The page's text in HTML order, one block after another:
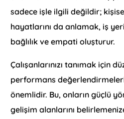
sadece işle ilgili değildir;
hayatlarını da anlamak, iş
bağlılık ve empati oluşturur.
Çalışanlarınızı tanımak için
performans
önemlidir. Bu, onların güçlü
gelişim alanlarını